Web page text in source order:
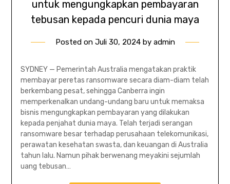
untuk mengungkapkan pembayaran
tebusan kepada pencuri dunia maya
Posted on Juli 30, 2024by admin
SYDNEY — Pemerintah Australia mengatakan praktik
membayar peretas ransomware secara diam-diam telah
berkembang pesat, sehingga Canberra ingin
memperkenalkan undang-undang baru untuk memaksa
bisnis mengungkapkan pembayaran yang dilakukan
kepada penjahat dunia maya. Telah terjadi serangan
ransomware besar terhadap perusahaan telekomunikasi,
perawatan kesehatan swasta, dan keuangan di Australia
tahun lalu. Namun pihak berwenang meyakini sejumlah
uang tebusan…